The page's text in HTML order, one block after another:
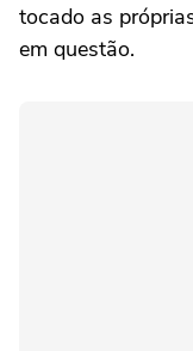
tocado as
em questão.